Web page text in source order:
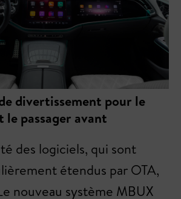
divertissement pour le
passager avant
des logiciels, qui sont
étendus par OTA,
nouveau système MBUX